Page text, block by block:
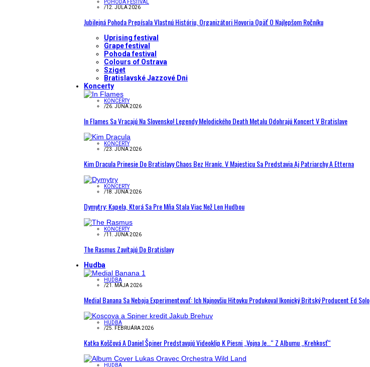
POHODA FESTIVAL
/12. JÚLA 2026
Jubilejná Pohoda Prepísala Vlastnú Históriu, Organizátori Hovoria Opäť O Najlepšom Ročníku
Uprising festival
Grape festival
Pohoda festival
Colours of Ostrava
Sziget
Bratislavské Jazzové Dni
Koncerty
KONCERTY
/26. JÚNA 2026
In Flames Sa Vracajú Na Slovensko! Legendy Melodického Death Metalu Odohrajú Koncert V Bratislave
KONCERTY
/23. JÚNA 2026
Kim Dracula Prinesie Do Bratislavy Chaos Bez Hraníc. V Majesticu Sa Predstavia Aj Patriarchy A Etterna
KONCERTY
/18. JÚNA 2026
Dymytry: Kapela, Ktorá Sa Pre Mňa Stala Viac Než Len Hudbou
KONCERTY
/11. JÚNA 2026
The Rasmus Zavítajú Do Bratislavy
Hudba
HUDBA
/21. MÁJA 2026
Medial Banana Sa Neboja Experimentovať: Ich Najnovšiu Hitovku Produkoval Ikonický Britský Producent Ed Solo
HUDBA
/25. FEBRUÁRA 2026
Katka Koščová A Daniel Špiner Predstavujú Videoklip K Piesni „Vojna Je…“ Z Albumu „Krehkosť“
HUDBA